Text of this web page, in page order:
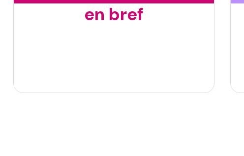
en bref